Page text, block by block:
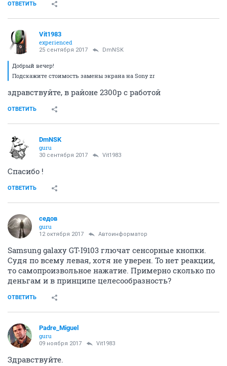
ОТВЕТИТЬ
Vit1983
experienced
25 сентября 2017 DmNSK
Добрый вечер!
Подскажите стоимость замены экрана на Sony zr
здравствуйте, в районе 2300р с работой
ОТВЕТИТЬ
DmNSK
guru
30 сентября 2017 Vit1983
Спасибо !
ОТВЕТИТЬ
седов
guru
12 октября 2017 Автоинформатор
Samsung galaxy GT-I9103 глючат сенсорные кнопки.
Судя по всему левая, хотя не уверен. То нет реакции,
то самопроизвольное нажатие. Примерно сколько по
деньгам и в принципе целесообразность?
ОТВЕТИТЬ
Padre_Miguel
guru
09 ноября 2017 Vit1983
Здравствуйте.